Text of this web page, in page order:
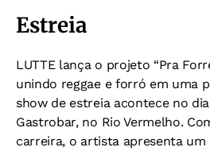
Estreia
LUTTE lança o projeto “Pra
unindo reggae e forró em uma
show de estreia acontece no
Gastrobar, no Rio Vermelho.
carreira, o artista apresenta